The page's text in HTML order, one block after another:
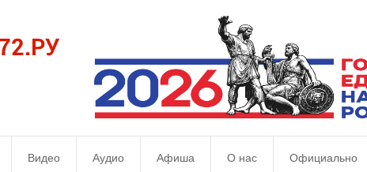
Видео Аудио Афиша О нас Официально